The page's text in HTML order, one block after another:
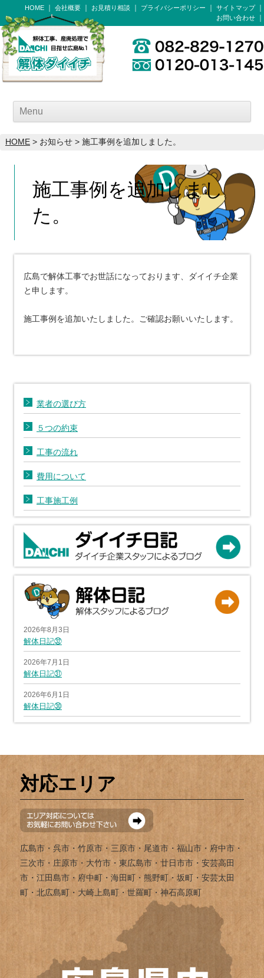
HOME 会社概要 お見積り相談 プライバシーポリシー
サイトマップ
お問い合わせ
Menu
HOME> お知らせ > 施工事例を追加しました。
施工事例を追加しまし
た。
広島で解体工事でお世話になっております、ダイイチ企業
と申します。
施工事例を追加いたしました。ご確認お願いいたします。
業者の選び方
５つの約束
工事の流れ
費用について
工事施工例
2026年8月3日
解体日記㉜
2026年7月1日
解体日記㉛
2026年6月1日
解体日記㉚
対応エリア
広島市・呉市・竹原市・三原市・尾道市・福山市・府中市・
三次市・庄原市・大竹市・東広島市・廿日市市・安芸高田
市・江田島市・府中町・海田町・熊野町・坂町・安芸太田
町・北広島町・大崎上島町・世羅町・神石高原町